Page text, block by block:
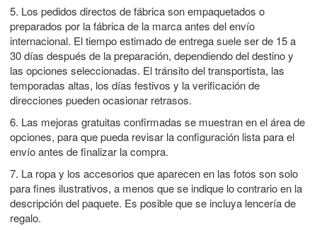
5. Los pedidos directos de fábrica son empaquetados o
preparados por la fábrica de la marca antes del envío
internacional. El tiempo estimado de entrega suele ser de 15 a
30 días después de la preparación, dependiendo del destino y
las opciones seleccionadas. El tránsito del transportista, las
temporadas altas, los días festivos y la verificación de
direcciones pueden ocasionar retrasos.
6. Las mejoras gratuitas confirmadas se muestran en el área de
opciones, para que pueda revisar la configuración lista para el
envío antes de finalizar la compra.
7. La ropa y los accesorios que aparecen en las fotos son solo
para fines ilustrativos, a menos que se indique lo contrario en la
descripción del paquete. Es posible que se incluya lencería de
regalo.